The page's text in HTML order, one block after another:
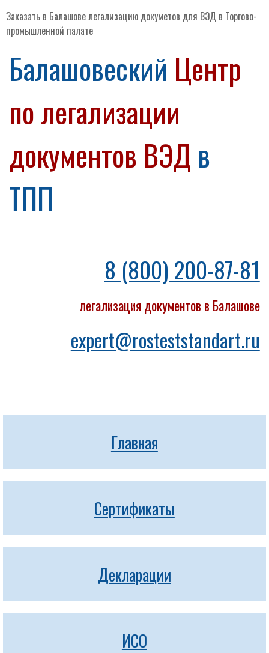
Заказать в Балашове легализацию докуметов для ВЭД в Торгово-
промышленной палате
Балашовеский Центр
по легализации
документов ВЭД в
ТПП
8 (800) 200-87-81
легализация документов в Балашове
expert@rosteststandart.ru
Главная
Сертификаты
Декларации
ИСО